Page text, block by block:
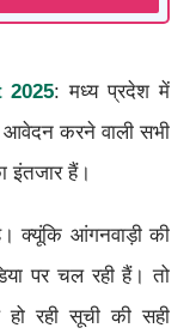
: मध्य प्रदेश में
आवेदन करने वाली सभी
इंतजार हैं।
क्यूंकि आंगनवाड़ी की
पर चल रही हैं। तो
रही सूची की सही